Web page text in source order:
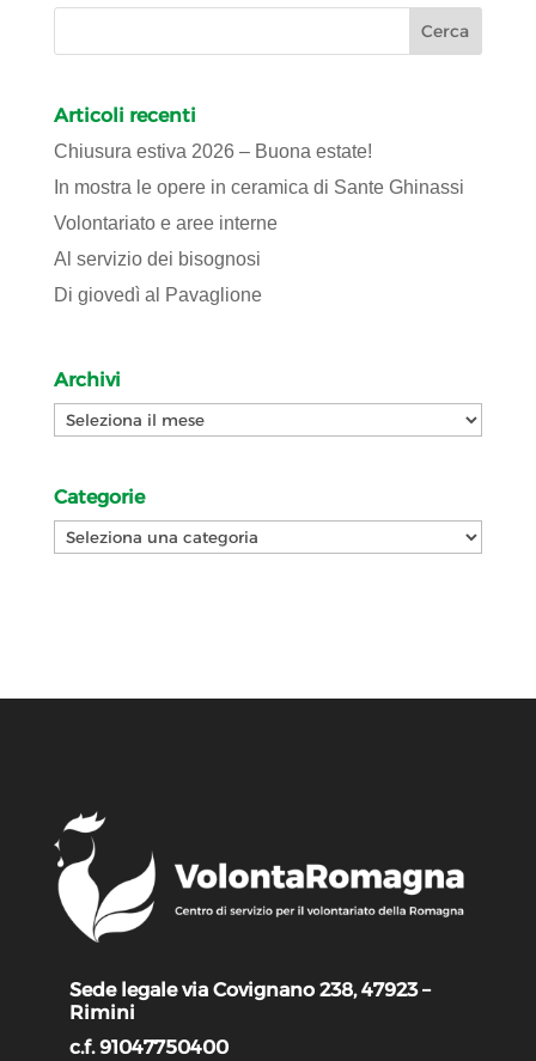
Articoli recenti
Chiusura estiva 2026 – Buona estate!
In mostra le opere in ceramica di Sante Ghinassi
Volontariato e aree interne
Al servizio dei bisognosi
Di giovedì al Pavaglione
Archivi
Archivi
Categorie
Categorie
Sede legale via Covignano 238, 47923 –
Rimini
c.f. 91047750400